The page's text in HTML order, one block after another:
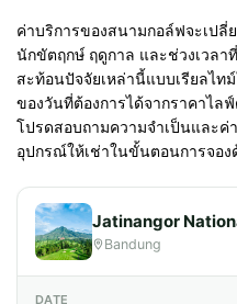
ค่าบริการของสนามกอล์ฟจะเป
นักขัตฤกษ์ ฤดูกาล และช่วงเวลา
สะท้อนปัจจัยเหล่านี้แบบเรียลไท
ของวันที่ต้องการได้จากราคาไล
โปรดสอบถามความจำเป็นและ
อุปกรณ์ให้เช่าในขั้นตอนการจอง